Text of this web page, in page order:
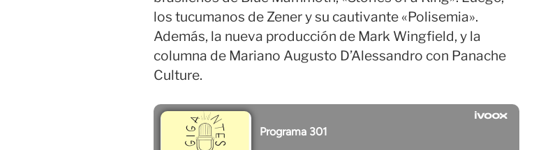
los tucumanos de Zener y su cautivante «Polisemia».
Además, la nueva producción de Mark Wingfield, y la
columna de Mariano Augusto D’Alessandro con Panache
Culture.